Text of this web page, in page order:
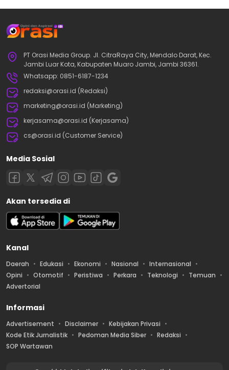
PT Orasi Media Group. Jl. CitraRaya City, Mendalo Darat, Kec.
Jambi Luar Kota, Kabupaten Muaro Jambi, Jambi 36361.
Whatsapp: 0851-6187-1234
redaksi@orasi.id (Redaksi)
marketing@orasi.id (Marketing)
kerjasama@orasi.id (Kerjasama)
cs@orasi.id (Customer Service)
Media Sosial
Akan tersedia di
Kanal
Daerah Edukasi Ekonomi Nasional
Internasional
Opini
Otomotif Peristiwa Perkara Teknologi
Temuan
Advertorial
Informasi
Advertisement Disclaimer
Kebijakan Privasi
Kode Etik Jurnalistik
Pedoman Media Siber
Redaksi
SOP Wartawan